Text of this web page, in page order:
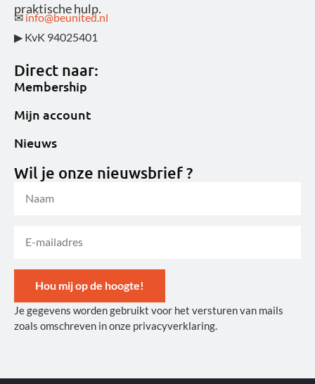
praktische hulp.
✉ info@beunited.nl
▶ KvK 94025401
Direct naar:
Membership
Mijn account
Nieuws
Wil je onze nieuwsbrief ?
Hou mij op de hoogte!
Alternative:
Je gegevens worden gebruikt voor het versturen van mails
zoals omschreven in onze privacyverklaring.